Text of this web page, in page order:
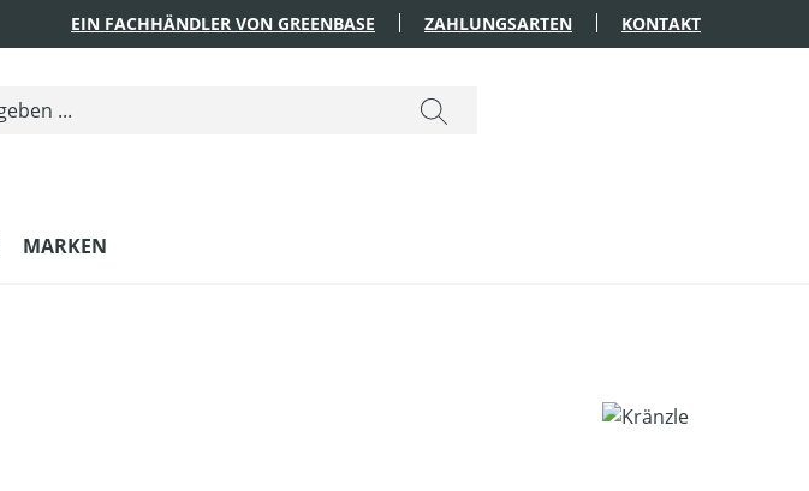
EIN FACHHÄNDLER VON GREENBASE ZAHLUNGSARTEN KONTAKT
MARKEN